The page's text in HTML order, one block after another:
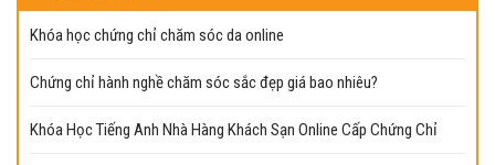
Khóa học chứng chỉ chăm sóc da online
Chứng chỉ hành nghề chăm sóc sắc đẹp giá bao nhiêu?
Khóa Học Tiếng Anh Nhà Hàng Khách Sạn Online Cấp Chứng Chỉ